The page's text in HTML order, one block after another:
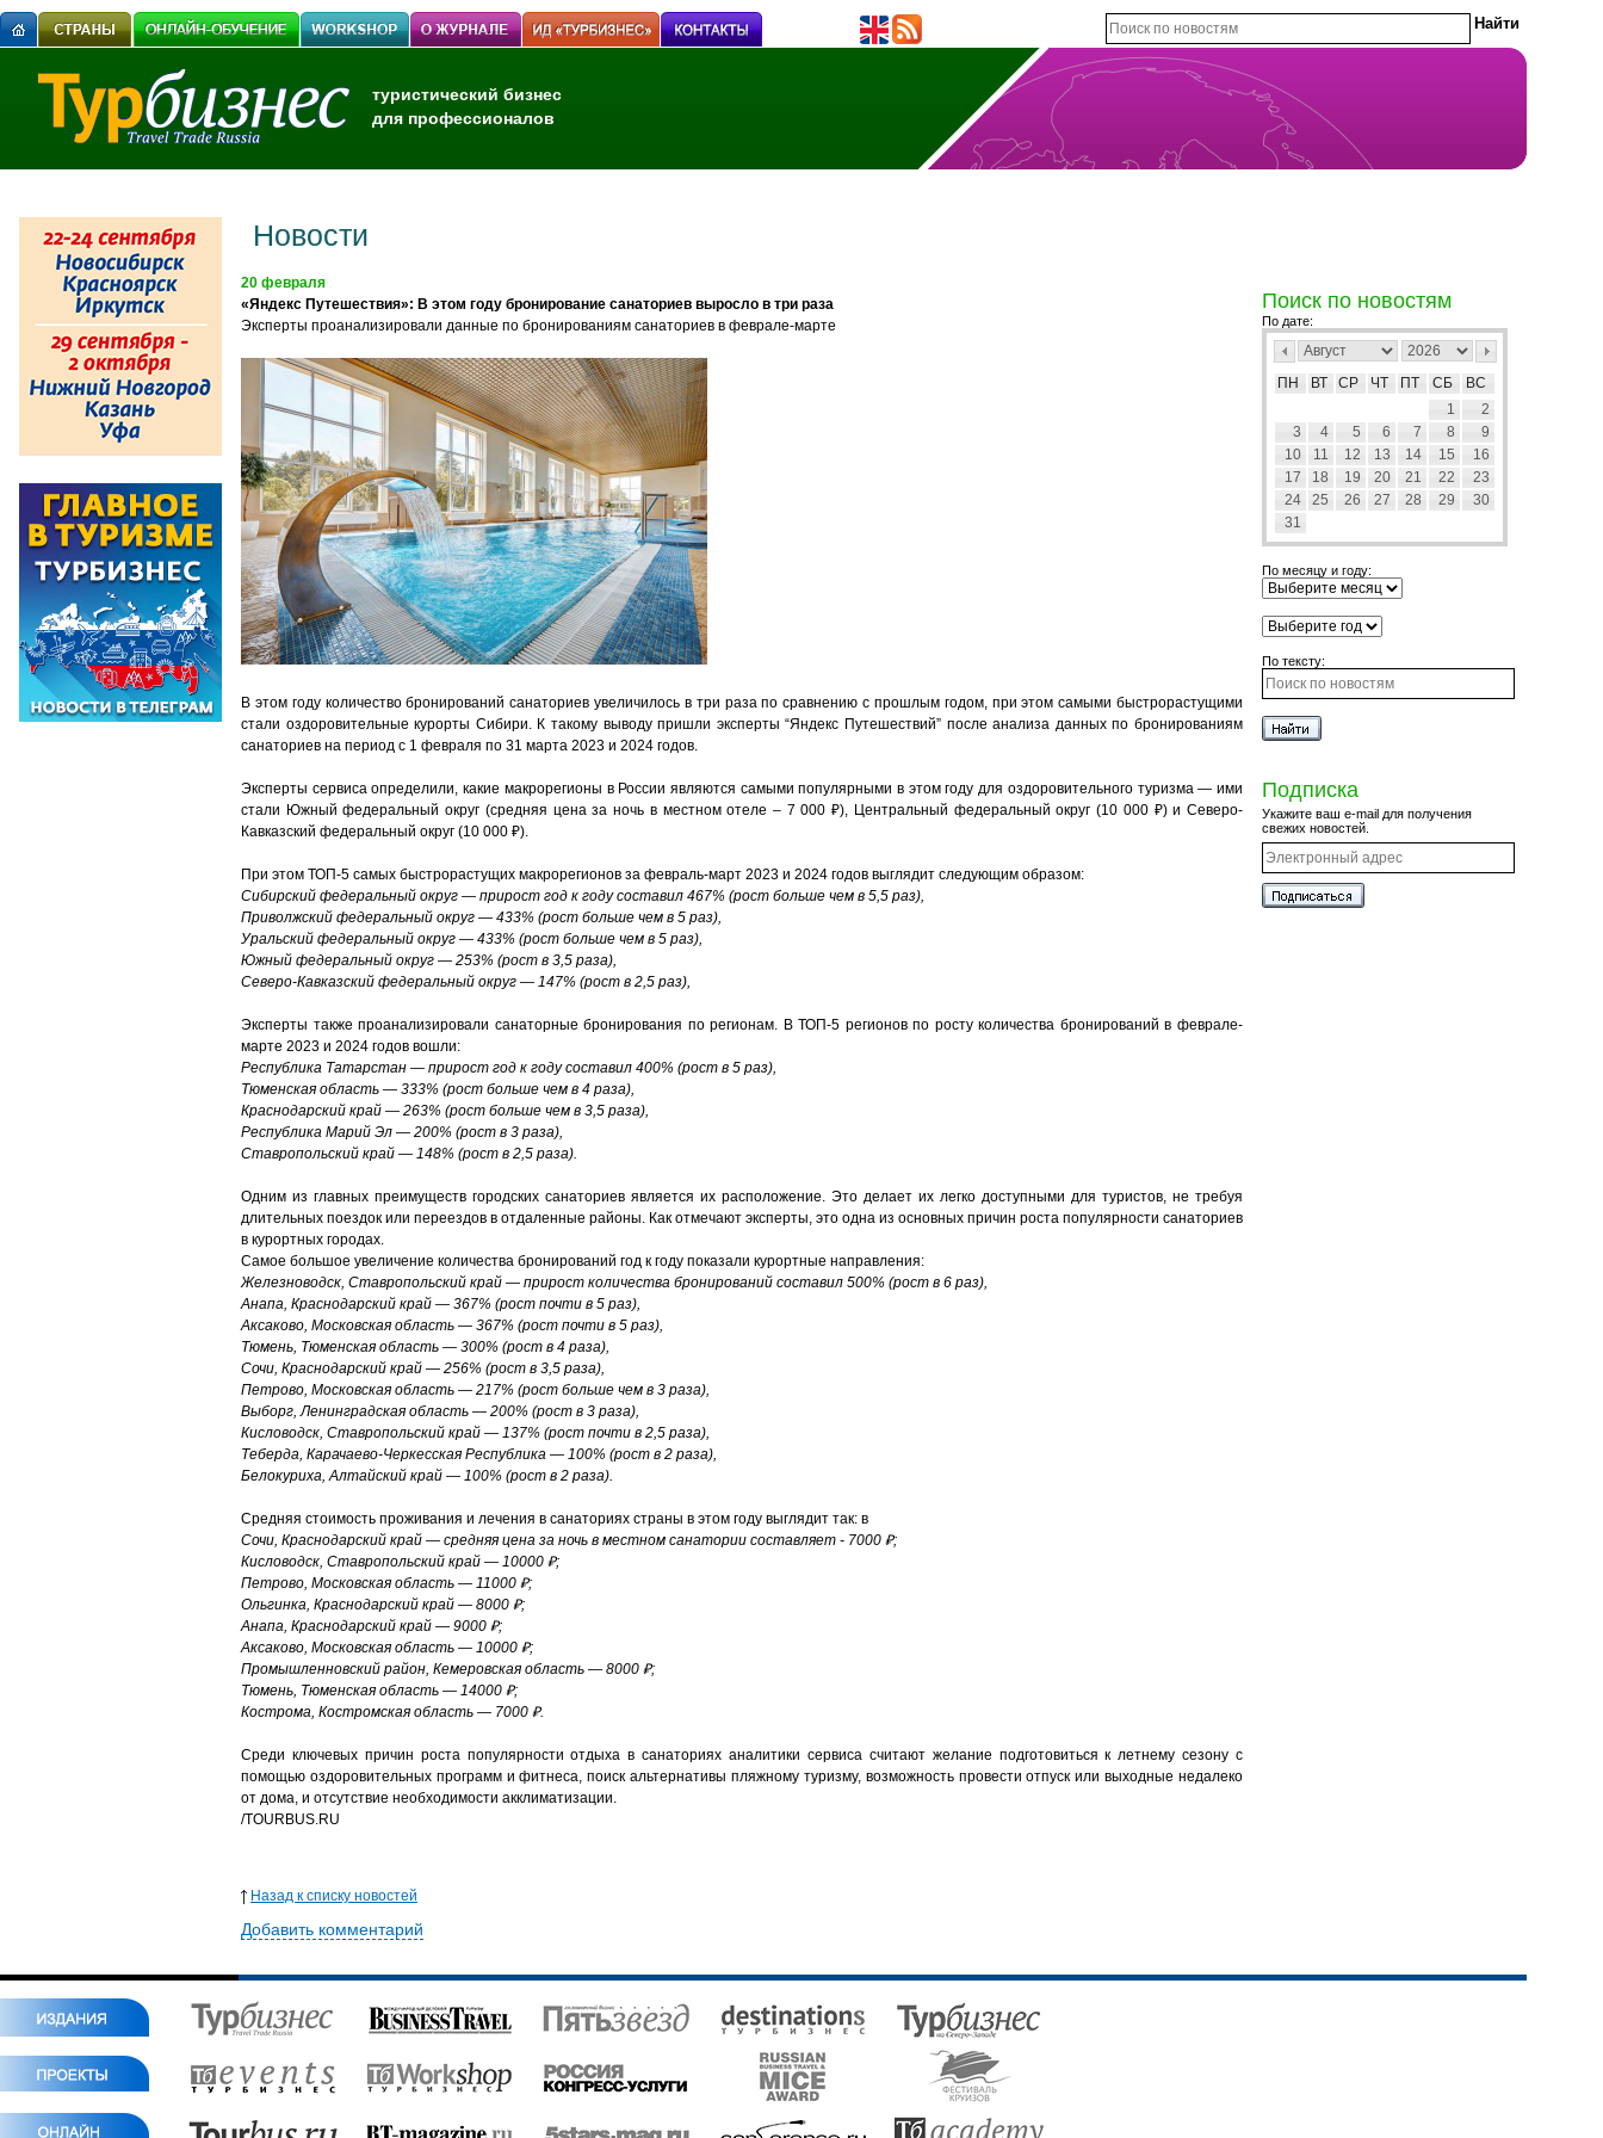
туристический бизнес
для профессионалов
Новости
20 февраля
«Яндекс Путешествия»: В этом году бронирование санаториев выросло в три раза
Эксперты проанализировали данные по бронированиям санаториев в феврале-марте
В этом году количество бронирований санаториев увеличилось в три раза по сравнению с прошлым годом, при этом самыми быстрорастущими
стали оздоровительные курорты Сибири. К такому выводу пришли эксперты “Яндекс Путешествий” после анализа данных по бронированиям
санаториев на период с 1 февраля по 31 марта 2023 и 2024 годов.
Эксперты сервиса определили, какие макрорегионы в России являются самыми популярными в этом году для оздоровительного туризма — ими
стали Южный федеральный округ (средняя цена за ночь в местном отеле – 7 000 ₽), Центральный федеральный округ (10 000 ₽) и Северо-
Кавказский федеральный округ (10 000 ₽).
При этом ТОП-5 самых быстрорастущих макрорегионов за февраль-март 2023 и 2024 годов выглядит следующим образом:
Сибирский федеральный округ — прирост год к году составил 467% (рост больше чем в 5,5 раз),
Приволжский федеральный округ — 433% (рост больше чем в 5 раз),
Уральский федеральный округ — 433% (рост больше чем в 5 раз),
Южный федеральный округ — 253% (рост в 3,5 раза),
Северо-Кавказский федеральный округ — 147% (рост в 2,5 раз),
Эксперты также проанализировали санаторные бронирования по регионам. В ТОП-5 регионов по росту количества бронирований в феврале-
марте 2023 и 2024 годов вошли:
Республика Татарстан — прирост год к году составил 400% (рост в 5 раз),
Тюменская область — 333% (рост больше чем в 4 раза),
Краснодарский край — 263% (рост больше чем в 3,5 раза),
Республика Марий Эл — 200% (рост в 3 раза),
Ставропольский край — 148% (рост в 2,5 раза).
Одним из главных преимуществ городских санаториев является их расположение. Это делает их легко доступными для туристов, не требуя
длительных поездок или переездов в отдаленные районы. Как отмечают эксперты, это одна из основных причин роста популярности санаториев
в курортных городах.
Самое большое увеличение количества бронирований год к году показали курортные направления:
Железноводск, Ставропольский край — прирост количества бронирований составил 500% (рост в 6 раз),
Анапа, Краснодарский край — 367% (рост почти в 5 раз),
Аксаково, Московская область — 367% (рост почти в 5 раз),
Тюмень, Тюменская область — 300% (рост в 4 раза),
Сочи, Краснодарский край — 256% (рост в 3,5 раза),
Петрово, Московская область — 217% (рост больше чем в 3 раза),
Выборг, Ленинградская область — 200% (рост в 3 раза),
Кисловодск, Ставропольский край — 137% (рост почти в 2,5 раза),
Теберда, Карачаево-Черкесская Республика — 100% (рост в 2 раза),
Белокуриха, Алтайский край — 100% (рост в 2 раза).
Средняя стоимость проживания и лечения в санаториях страны в этом году выглядит так: в
Сочи, Краснодарский край — средняя цена за ночь в местном санатории составляет - 7000 ₽;
Кисловодск, Ставропольский край — 10000 ₽;
Петрово, Московская область — 11000 ₽;
Ольгинка, Краснодарский край — 8000 ₽;
Анапа, Краснодарский край — 9000 ₽;
Аксаково, Московская область — 10000 ₽;
Промышленновский район, Кемеровская область — 8000 ₽;
Тюмень, Тюменская область — 14000 ₽;
Кострома, Костромская область — 7000 ₽.
Среди ключевых причин роста популярности отдыха в санаториях аналитики сервиса считают желание подготовиться к летнему сезону с
помощью оздоровительных программ и фитнеса, поиск альтернативы пляжному туризму, возможность провести отпуск или выходные недалеко
от дома, и отсутствие необходимости акклиматизации.
/TOURBUS.RU
Назад к списку новостей
Добавить комментарий
Поиск по новостям
По дате:
ПН ВТ СР ЧТ ПТ СБ
ВС
1
2
3
4 5 6 7 8
9
10
11 12 13 14 15
16
17
18 19 20 21 22
23
24
25 26 27 28 29
30
31
По месяцу и году:
По тексту:
Подписка
Укажите ваш e-mail для получения
свежих новостей.